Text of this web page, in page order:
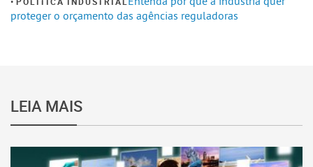
proteger o orçamento das agências reguladoras
LEIA MAIS